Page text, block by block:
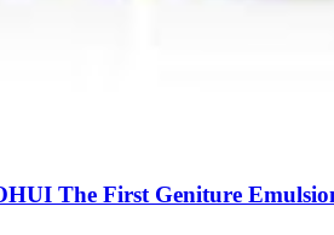
The First Geniture